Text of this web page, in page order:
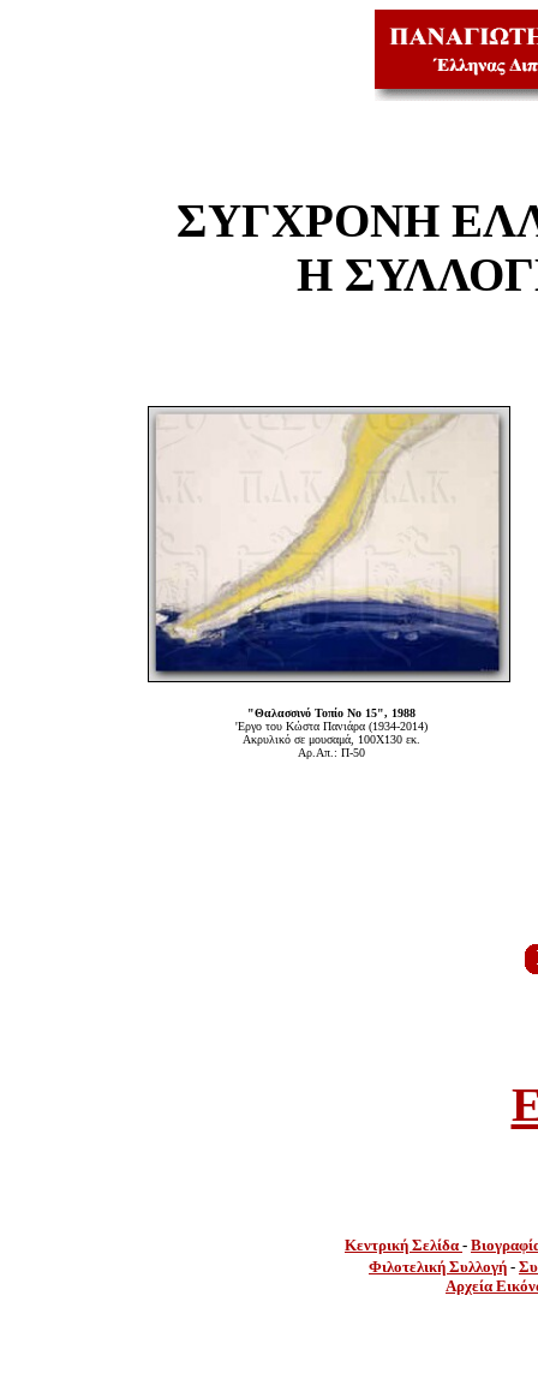
ΣΥΓΧΡΟΝΗ
Η
"Θαλασσινό Τοπίο Νο 15", 1988
'Εργο του Κώστα Πανιάρα (1934-2014)
Ακρυλικό σε μουσαμά, 100Χ130 εκ.
Αρ.Απ.: Π-50
Κεντρική Σελίδα -
Φιλοτελική Συλλογή -
Αρχεία